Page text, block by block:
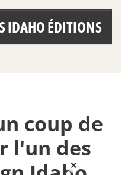
IDAHO ÉDITIONS
coup de
l'un des
×